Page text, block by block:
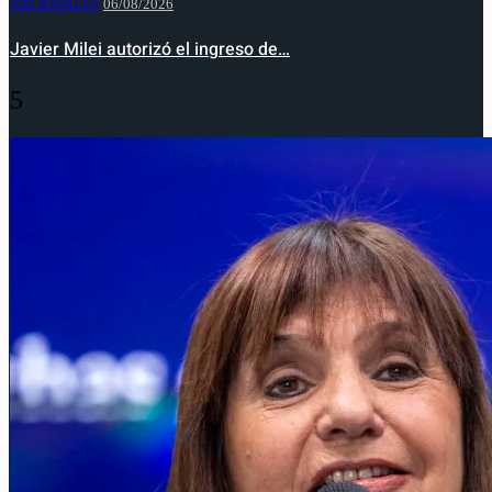
NACIONALES 06/08/2026
Javier Milei autorizó el ingreso de…
5